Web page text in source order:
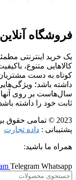
فروشگاه
یک خرید اینترنتی
کالاهایی متنوع،
کوتاه به دست
داشته باشد؛
سال‌هاست بر روی آنها
ثابت خود را داشته
2023 © تمامی
پشتیبانی : داده تجارت
همراه ما باشید:
Telegram Whatsapp